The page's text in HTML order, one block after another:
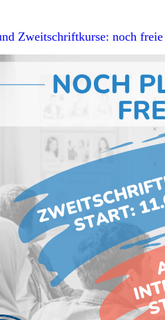
Zweitschriftkurse: noch